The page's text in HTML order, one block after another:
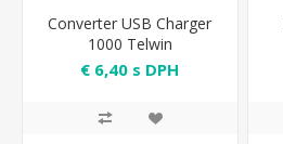
Converter USB Charger
1000 Telwin
€ 6,40 s DPH